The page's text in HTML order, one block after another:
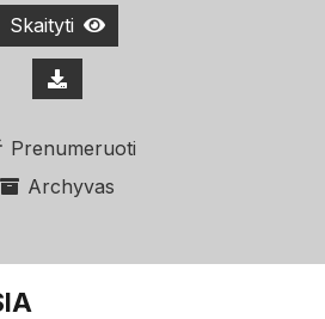
Skaityti
Prenumeruoti
Archyvas